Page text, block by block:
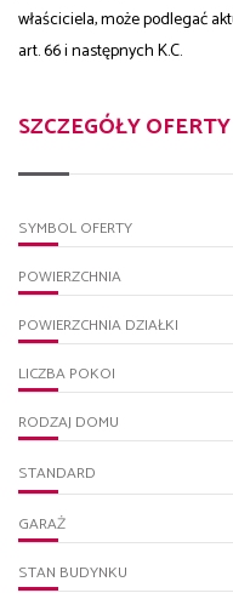
właściciela, może podlegać
art. 66 i następnych K.C.
SZCZEGÓŁY OFERTY
SYMBOL OFERTY
POWIERZCHNIA
POWIERZCHNIA DZIAŁKI
LICZBA POKOI
RODZAJ DOMU
STANDARD
GARAŻ
STAN BUDYNKU